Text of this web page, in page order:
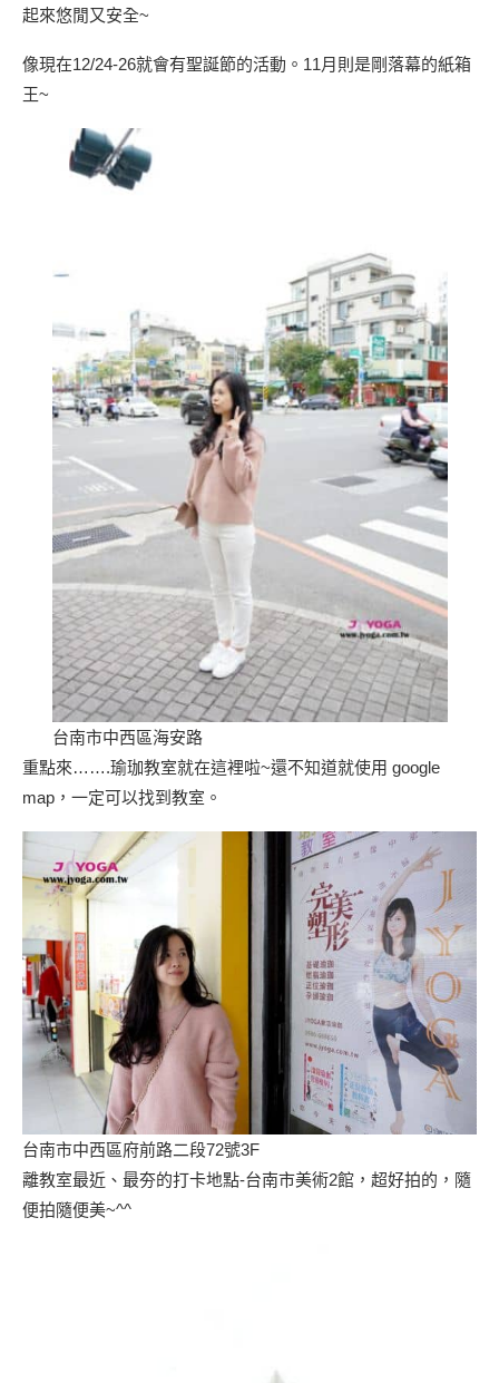
起來悠閒又安全~
像現在12/24-26就會有聖誕節的活動。11月則是剛落幕的紙箱
王~
台南市中西區海安路
重點來…….瑜珈教室就在這裡啦~還不知道就使用 google
map，一定可以找到教室。
台南市中西區府前路二段72號3F
離教室最近、最夯的打卡地點-台南市美術2館，超好拍的，隨
便拍隨便美~^^